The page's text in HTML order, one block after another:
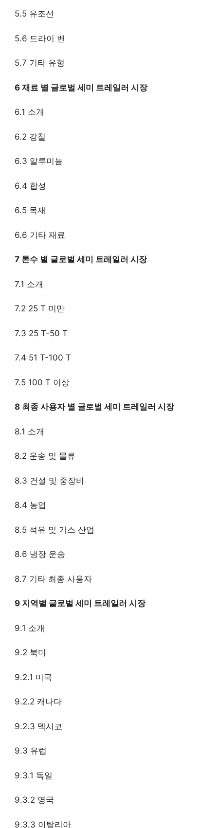
5.5 유조선
5.6 드라이 밴
5.7 기타 유형
6 재료 별 글로벌 세미 트레일러 시장
6.1 소개
6.2 강철
6.3 알루미늄
6.4 합성
6.5 목재
6.6 기타 재료
7 톤수 별 글로벌 세미 트레일러 시장
7.1 소개
7.2 25 T 미만
7.3 25 T-50 T
7.4 51 T-100 T
7.5 100 T 이상
8 최종 사용자 별 글로벌 세미 트레일러 시장
8.1 소개
8.2 운송 및 물류
8.3 건설 및 중장비
8.4 농업
8.5 석유 및 가스 산업
8.6 냉장 운송
8.7 기타 최종 사용자
9 지역별 글로벌 세미 트레일러 시장
9.1 소개
9.2 북미
9.2.1 미국
9.2.2 캐나다
9.2.3 멕시코
9.3 유럽
9.3.1 독일
9.3.2 영국
9.3.3 이탈리아